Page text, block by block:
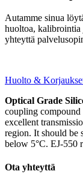
Autamme sinua
huoltoa, kalibrointia
yhteyttä
Huolto &
Optical Grade
coupling
excellent
region. It should be
below 5°C. EJ-550
Ota yhteyttä